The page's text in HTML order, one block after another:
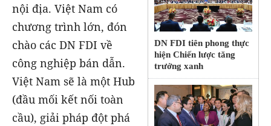
DN FDI tiên phong thực
hiện Chiến lược tăng
trưởng xanh
nội địa. Việt Nam có
chương trình lớn, đón
chào các DN FDI về
công nghiệp bán dẫn.
Việt Nam sẽ là một Hub
(đầu mối kết nối toàn
cầu), giải pháp đột phá